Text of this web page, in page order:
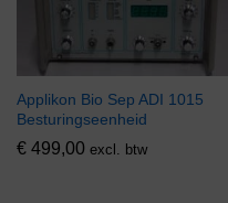
Applikon Bio Sep ADI 1015
Besturingseenheid
€ 499,00 excl. btw